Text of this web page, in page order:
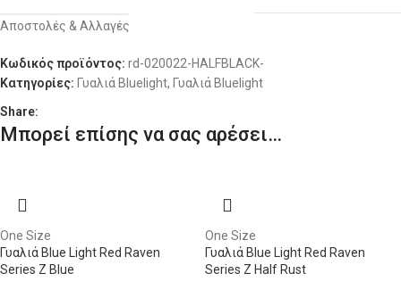
Αποστολές & Αλλαγές
Κωδικός προϊόντος: rd-020022-HALFBLACK-
Κατηγορίες: Γυαλιά Bluelight, Γυαλιά Bluelight
Share:
Μπορεί επίσης να σας αρέσει…
One Size
Γυαλιά Blue Light Red Raven
Series Z Blue
One Size
Γυαλιά Blue Light Red Raven
Series Z Half Rust